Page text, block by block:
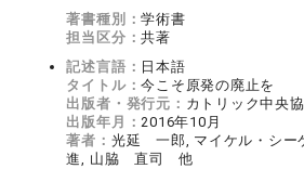
著書種別：学術書
担当区分：共著
記述言語： 日本語
タイトル：今こそ原発の廃止を
出版者・発行元： カトリック中央
出版年月：2016年10月
著者： 光延 一郎, マイケル・シー
進, 山脇 直司 他